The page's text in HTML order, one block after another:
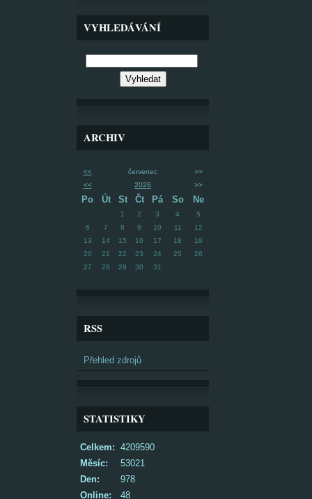
VYHLEDÁVÁNÍ
ARCHIV
<< červenec
>>
<<
2026 >>
Po Út St Čt Pá So Ne
1 2 3 4
5
6
7 8 9 10 11
12
13
14 15 16 17 18
19
20
21 22 23 24 25
26
27
28 29 30 31
RSS
Přehled zdrojů
STATISTIKY
Online: 48
Celkem: 4209590
Měsíc:
53021
Den:
978